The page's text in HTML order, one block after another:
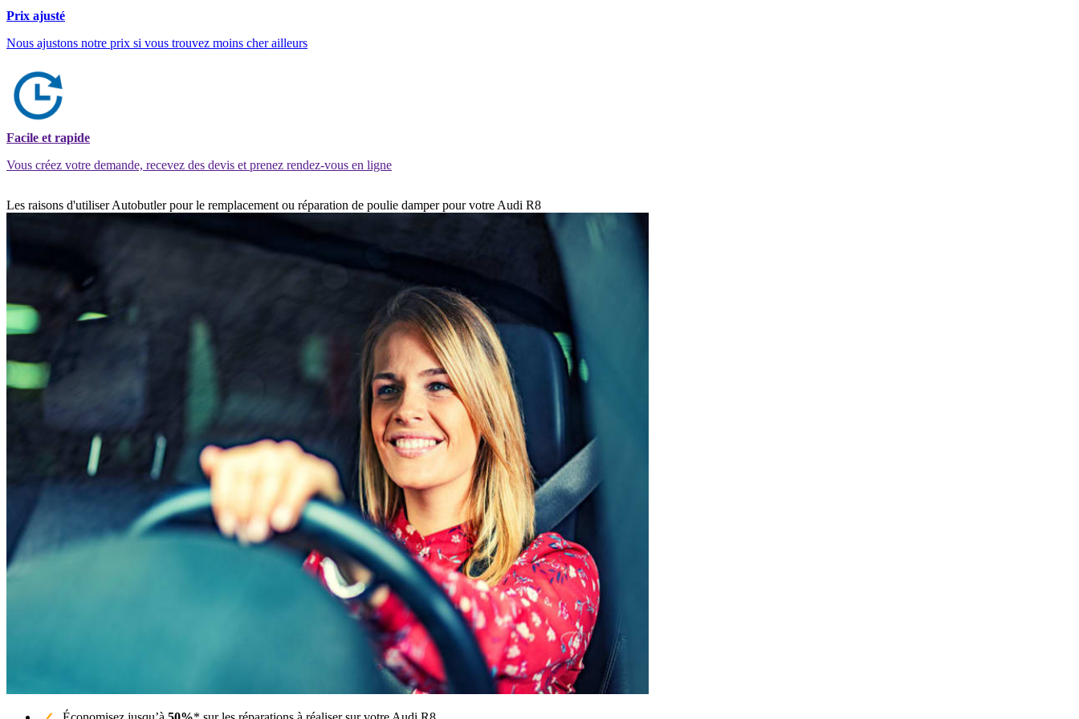
Prix ajusté
Nous ajustons notre prix si vous trouvez moins cher ailleurs
Facile et rapide
Vous créez votre demande, recevez des devis et prenez rendez-vous en ligne
Les raisons d'utiliser Autobutler pour le remplacement ou réparation de poulie damper pour votre Audi R8